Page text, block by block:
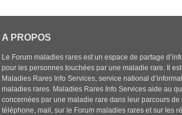
A PROPOS
Le Forum maladies rares est un espace de partage
pour les personnes touchées par une maladie rare. Il
Maladies Rares Info Services, service national
maladies rares. Maladies Rares Info Services aide au
concernées par une maladie rare dans leur parcours de
téléphone, mail, sur le Forum maladies rares et sur les